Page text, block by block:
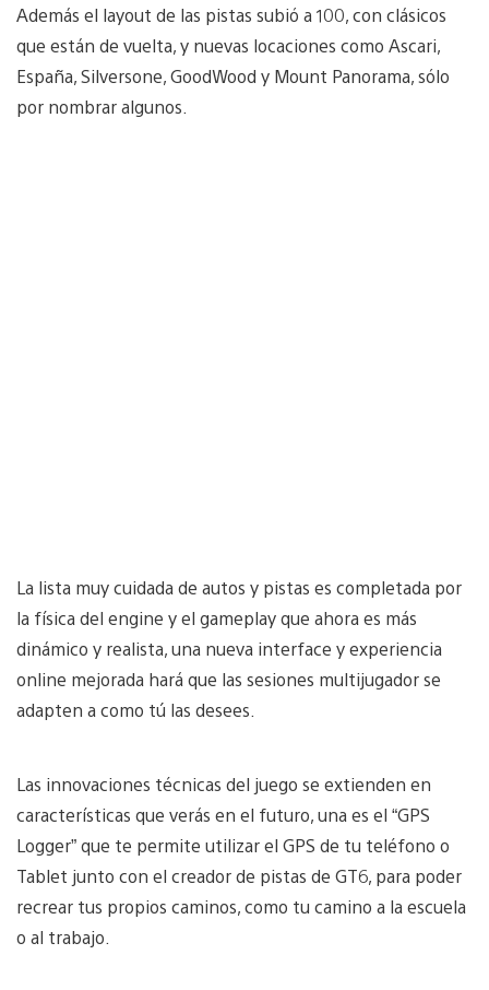
Además el layout de las pistas subió a 100, con clásicos
que están de vuelta, y nuevas locaciones como Ascari,
España, Silversone, GoodWood y Mount Panorama, sólo
por nombrar algunos.
La lista muy cuidada de autos y pistas es completada por
la física del engine y el gameplay que ahora es más
dinámico y realista, una nueva interface y experiencia
online mejorada hará que las sesiones multijugador se
adapten a como tú las desees.
Las innovaciones técnicas del juego se extienden en
características que verás en el futuro, una es el “GPS
Logger” que te permite utilizar el GPS de tu teléfono o
Tablet junto con el creador de pistas de GT6, para poder
recrear tus propios caminos, como tu camino a la escuela
o al trabajo.